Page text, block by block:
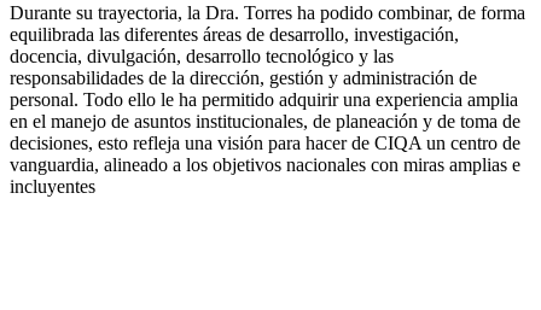
Durante su trayectoria, la Dra. Torres ha podido combinar, de forma
equilibrada las diferentes áreas de desarrollo, investigación,
docencia, divulgación, desarrollo tecnológico y las
responsabilidades de la dirección, gestión y administración de
personal. Todo ello le ha permitido adquirir una experiencia amplia
en el manejo de asuntos institucionales, de planeación y de toma de
decisiones, esto refleja una visión para hacer de CIQA un centro de
vanguardia, alineado a los objetivos nacionales con miras amplias e
incluyentes